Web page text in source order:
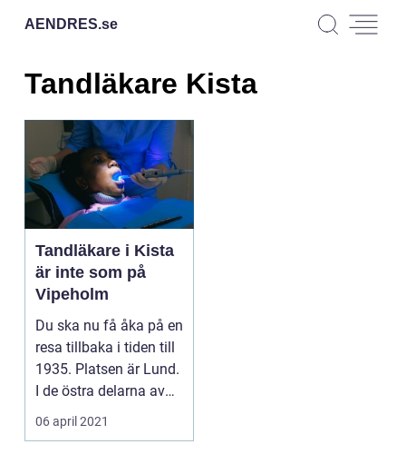
AENDRES.se
Tandläkare Kista
Tandläkare i Kista
är inte som på
Vipeholm
Du ska nu få åka på en
resa tillbaka i tiden till
1935. Platsen är Lund.
I de östra delarna av
stade...
06 april 2021